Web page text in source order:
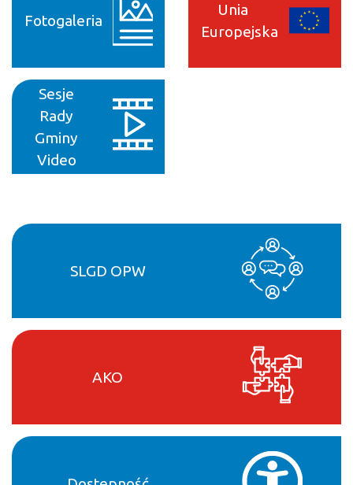
Fotogaleria
Sesje
Rady
Gminy
Video
Unia
Europejska
SLGD OPW
AKO